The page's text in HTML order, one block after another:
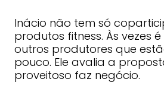
Inácio não tem só
produtos fitness. Às vezes
outros produtores que
pouco. Ele avalia a
proveitoso faz negócio.